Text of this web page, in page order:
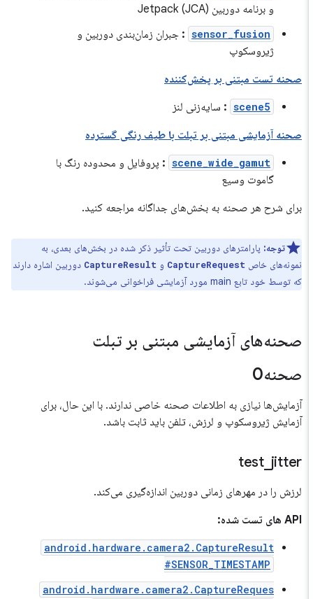
و برنامه دوربین Jetpack (JCA)
sensor_fusion
: جبران زمان‌بندی دوربین و
ژیروسکوپ
صحنه تست مبتنی بر پخش‌کننده
scene5
: سایه‌زنی لنز
صحنه آزمایشی مبتنی بر تبلت با طیف رنگی گسترده
scene_wide_gamut
: پروفایل و محدوده رنگ با
گاموت وسیع
برای شرح هر صحنه به بخش‌های جداگانه مراجعه کنید.
توجه: پارامترهای دوربین تحت تأثیر ذکر شده در بخش‌های بعدی، به
نمونه‌های خاص CaptureRequestوCaptureResultدوربین اشاره دارند
که توسط خود تابع main مورد آزمایشی فراخوانی می‌شوند.
صحنه‌های آزمایشی مبتنی بر تبلت
صحنه0
آزمایش‌ها نیازی به اطلاعات صحنه خاصی ندارند. با این حال، برای
آزمایش ژیروسکوپ و لرزش، تلفن باید ثابت باشد.
test _jitter
لرزش را در مهرهای زمانی دوربین اندازه‌گیری می‌کند.
API های تست شده:
android.hardware.camera2.CaptureResult
#SENSOR_TIMESTAMP
android.hardware.camera2.CaptureReques